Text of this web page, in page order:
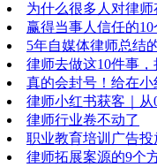
为什么很多人对律
赢得当事人信任的
5年自媒体律师总结
律师去做这10件事
真的会封号！给在小
律师小红书获客｜
律师行业卷不动了
职业教育培训广告
律师拓展案源的9个